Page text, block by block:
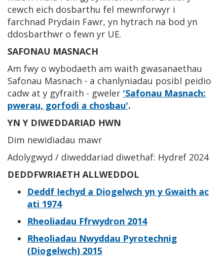
cewch eich dosbarthu fel mewnforwyr i
farchnad Prydain Fawr, yn hytrach na bod yn
ddosbarthwr o fewn yr UE.
SAFONAU MASNACH
Am fwy o wybodaeth am waith gwasanaethau
Safonau Masnach - a chanlyniadau posibl peidio
cadw at y gyfraith - gweler 'Safonau Masnach:
pwerau, gorfodi a chosbau'.
YN Y DIWEDDARIAD HWN
Dim newidiadau mawr
Adolygwyd / diweddariad diwethaf: Hydref 2024
DEDDFWRIAETH ALLWEDDOL
Deddf Iechyd a Diogelwch yn y Gwaith ac
ati 1974
Rheoliadau Ffrwydron 2014
Rheoliadau Nwyddau Pyrotechnig
(Diogelwch) 2015